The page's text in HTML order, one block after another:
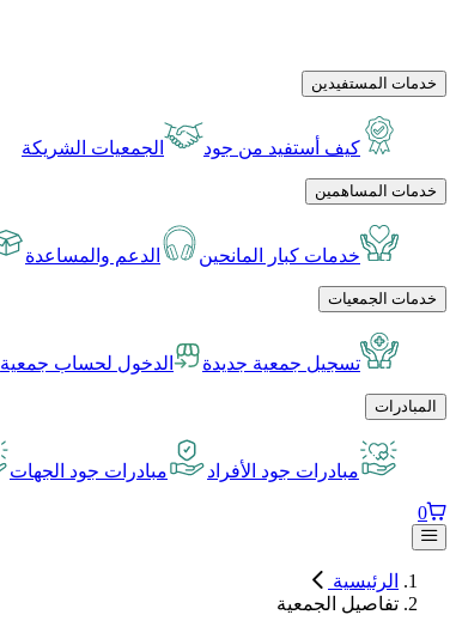
خدمات المستفيدين
كيف أستفيد من جود الجمعيات الشريكة
خدمات المساهمين
خدمات كبار المانحين الدعم والمساعدة
خدمات الجمعيات
تسجيل جمعية جديدة الدخول لحساب جمعية
المبادرات
مبادرات جود الأفراد مبادرات جود الجهات
0
الرئيسية
تفاصيل الجمعية